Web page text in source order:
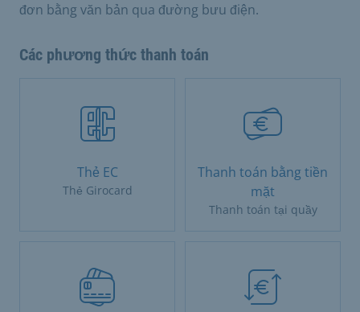
đơn bằng văn bản qua đường bưu điện.
Các phương thức thanh toán
Thẻ EC
Thẻ Girocard
Thanh toán bằng tiền
mặt
Thanh toán tại quầy